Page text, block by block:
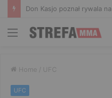
Menu
Home / UFC
UFC